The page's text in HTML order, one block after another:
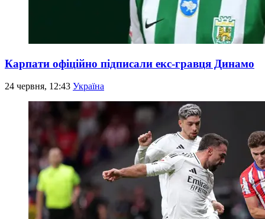
Карпати офіційно підписали екс-гравця Динамо
24 червня, 12:43 Україна